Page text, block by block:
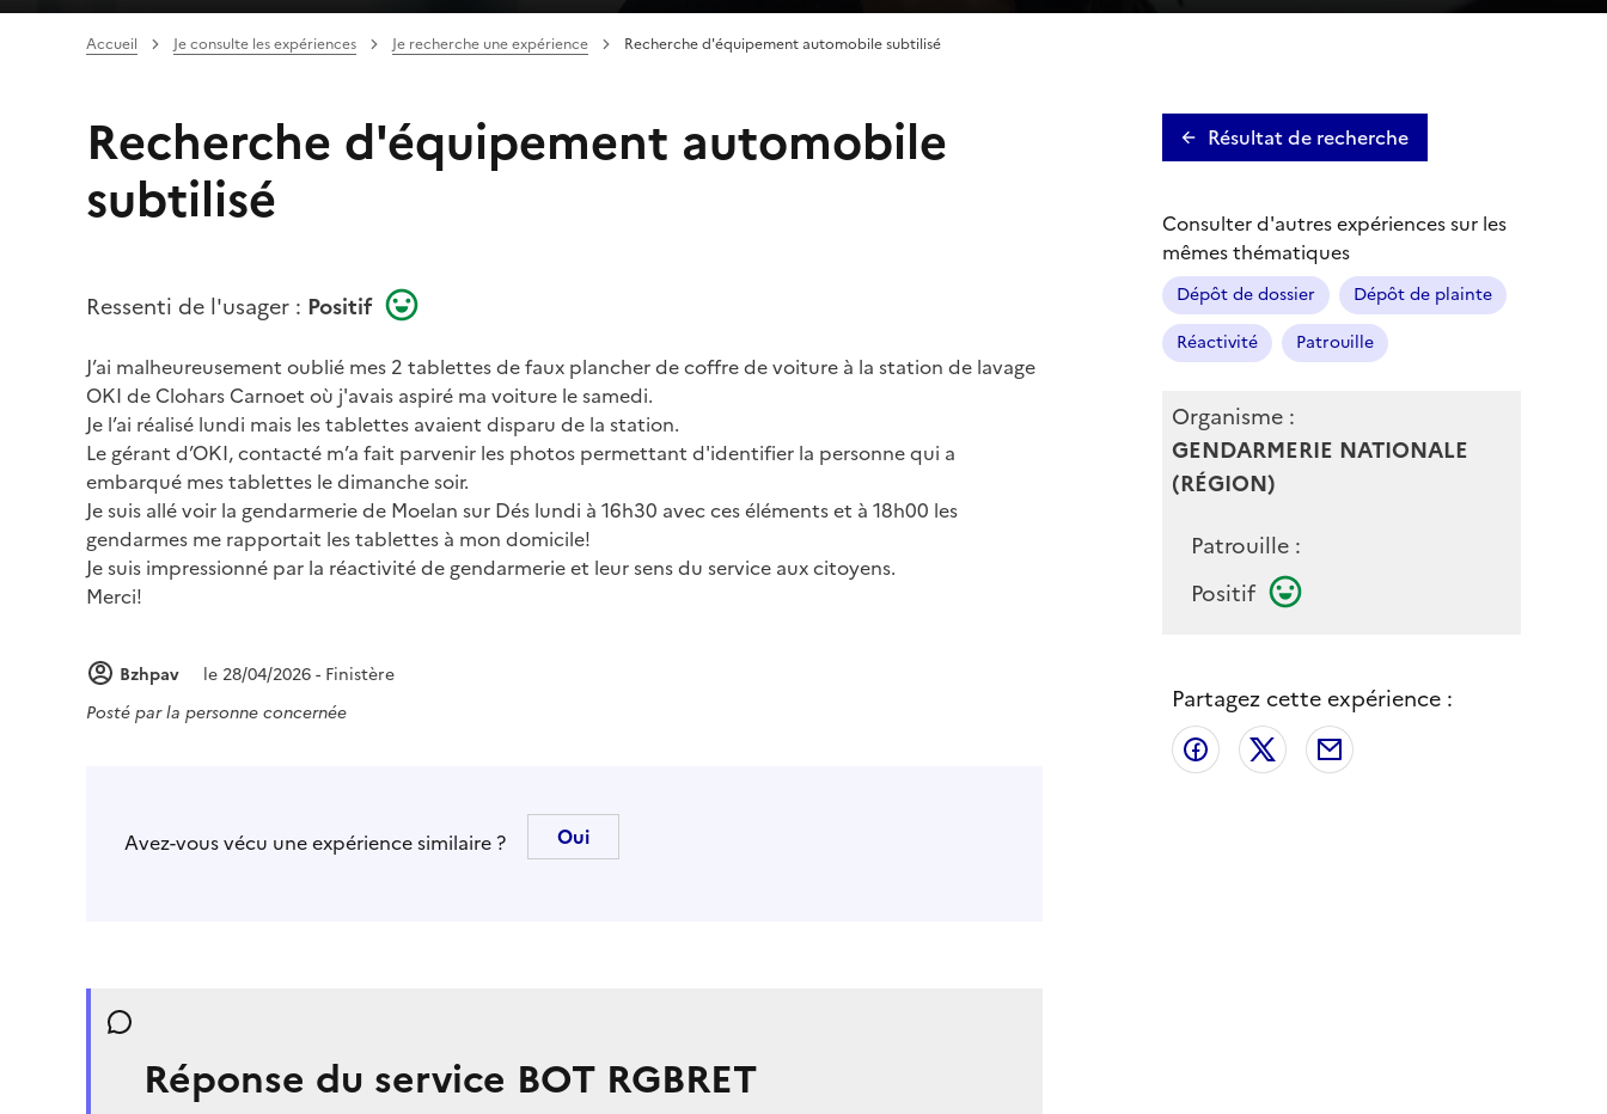
Accueil Je consulte les expériences Je recherche une expérience Recherche d'équipement automobile subtilisé
Recherche d'équipement automobile
subtilisé
Ressenti de l'usager : Positif
J’ai malheureusement oublié mes 2 tablettes de faux plancher de coffre de voiture à la station de lavage
OKI de Clohars Carnoet où j'avais aspiré ma voiture le samedi.
Je l’ai réalisé lundi mais les tablettes avaient disparu de la station.
Le gérant d’OKI, contacté m’a fait parvenir les photos permettant d'identifier la personne qui a
embarqué mes tablettes le dimanche soir.
Je suis allé voir la gendarmerie de Moelan sur Dés lundi à 16h30 avec ces éléments et à 18h00 les
gendarmes me rapportait les tablettes à mon domicile!
Je suis impressionné par la réactivité de gendarmerie et leur sens du service aux citoyens.
Merci!
Bzhpav
le 28/04/2026 - Finistère
Posté parla personne concernée
Avez-vous vécu une expérience similaire ?
Réponse du service BOT RGBRET
Résultat de recherche
Consulter d'autres expériences sur les
mêmes thématiques
Dépôt de dossier
Dépôt de plainte
Réactivité
Patrouille
Organisme :
GENDARMERIE NATIONALE
(RÉGION)
Patrouille :
Positif
Partagez cette expérience :
Partager sur Facebook
Partager sur X